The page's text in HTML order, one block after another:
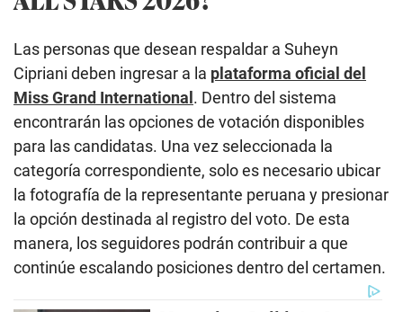
Las personas que desean respaldar a Suheyn
Cipriani deben ingresar a la plataforma oficial del
Miss Grand International . Dentro del sistema
encontrarán las opciones de votación disponibles
para las candidatas. Una vez seleccionada la
categoría correspondiente, solo es necesario ubicar
la fotografía de la representante peruana y presionar
la opción destinada al registro del voto. De esta
manera, los seguidores podrán contribuir a que
continúe escalando posiciones dentro del certamen.